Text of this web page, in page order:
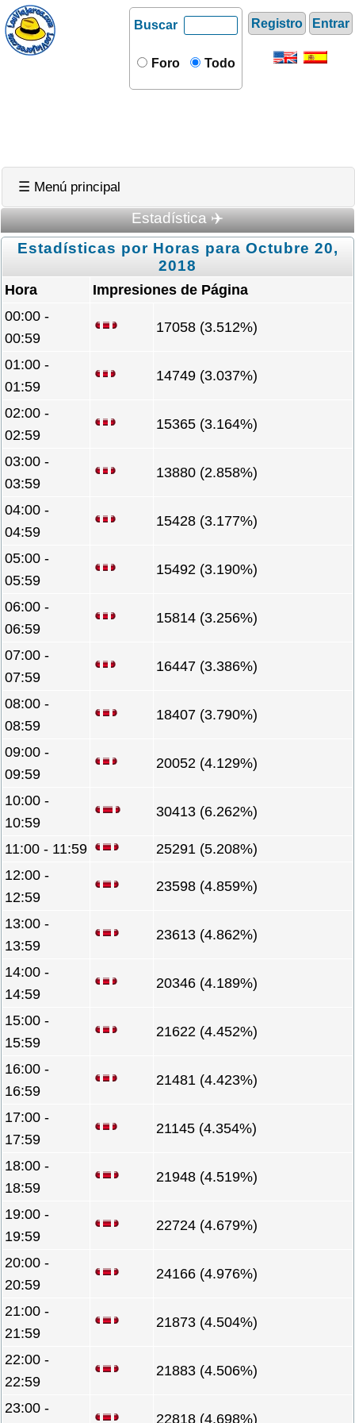
Registro Entrar
Buscar
Foro Todo
☰ Menú principal
Estadística ✈️
Estadísticas por Horas para Octubre 20,
2018
Hora
Impresiones de Página
00:00 -
00:59
17058 (3.512%)
01:00 -
01:59
14749 (3.037%)
02:00 -
02:59
15365 (3.164%)
03:00 -
03:59
13880 (2.858%)
04:00 -
04:59
15428 (3.177%)
05:00 -
05:59
15492 (3.190%)
06:00 -
06:59
15814 (3.256%)
07:00 -
07:59
16447 (3.386%)
08:00 -
08:59
18407 (3.790%)
09:00 -
09:59
20052 (4.129%)
10:00 -
10:59
30413 (6.262%)
11:00 - 11:59
25291 (5.208%)
12:00 -
12:59
23598 (4.859%)
13:00 -
13:59
23613 (4.862%)
14:00 -
14:59
20346 (4.189%)
15:00 -
15:59
21622 (4.452%)
16:00 -
16:59
21481 (4.423%)
17:00 -
17:59
21145 (4.354%)
18:00 -
18:59
21948 (4.519%)
19:00 -
19:59
22724 (4.679%)
20:00 -
20:59
24166 (4.976%)
21:00 -
21:59
21873 (4.504%)
22:00 -
22:59
21883 (4.506%)
23:00 -
22818 (4.698%)